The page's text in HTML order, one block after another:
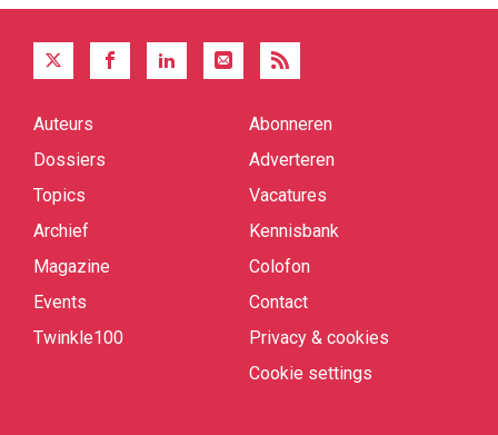
Quick
Auteurs
Dossiers
Topics
Archief
Magazine
Events
Twinkle100
Abonneren
Adverteren
Vacatures
Kennisbank
Colofon
Contact
Privacy & cookies
Cookie settings